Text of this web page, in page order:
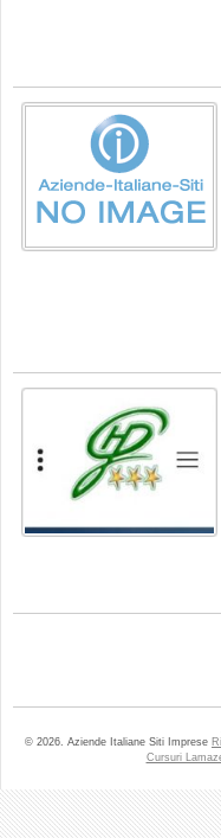
© 2026. Aziende Italiane Siti Imprese
Cursuri